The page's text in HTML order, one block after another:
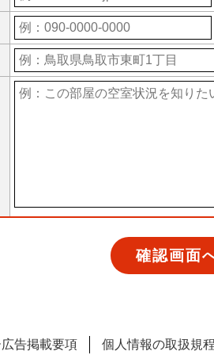
告掲載要項 個人情報の取扱規程